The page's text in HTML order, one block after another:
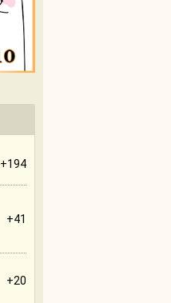
+194
+41
+20